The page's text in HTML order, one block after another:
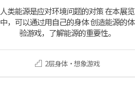
人类能源是应对环境问题的对策 在本展览
中，可以通过用自己的身体 创造能源的体
验游戏，了解能源的重要性。
2层身体·想象游戏